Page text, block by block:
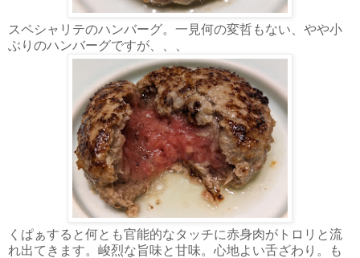
スペシャリテのハンバーグ。一見何の変哲もない、やや小
ぶりのハンバーグですが、、、
くぱぁすると何とも官能的なタッチに赤身肉がトロリと流
れ出てきます。峻烈な旨味と甘味。心地よい舌ざわり。も